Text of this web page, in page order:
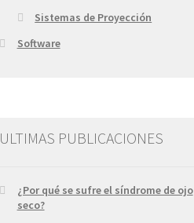
Sistemas de Proyección
Software
ULTIMAS PUBLICACIONES
¿Por qué se sufre el síndrome de ojo
seco?